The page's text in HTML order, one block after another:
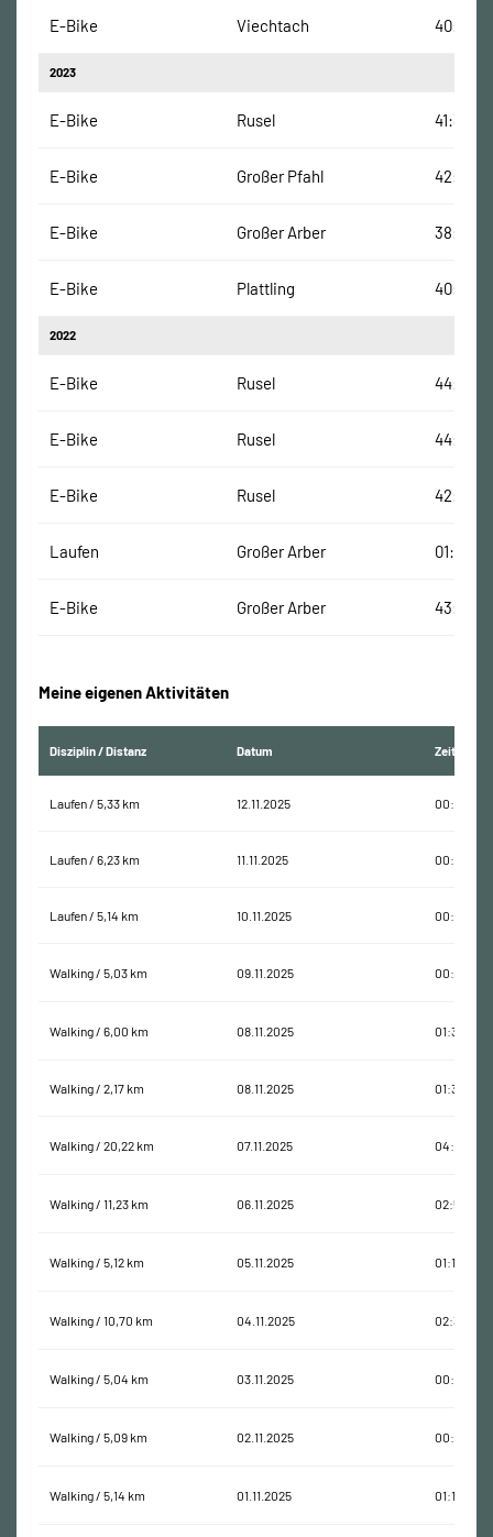
E-Bike Viechtach 40:43
2023
E-Bike Rusel 41:33
E-Bike Großer Pfahl 42:23
E-Bike Großer Arber 38:23
E-Bike Plattling 40:44
2022
E-Bike Rusel 44:00
E-Bike Rusel 44:00
E-Bike Rusel 42:55
Laufen Großer Arber
E-Bike Großer Arber 43:37
Meine eigenen Aktivitäten
Disziplin / Distanz Datum Zeit
Laufen / 5,33 km 12.11.2025 00:43:37
Laufen / 6,23 km 11.11.2025 00:43:03
Laufen / 5,14 km 10.11.2025 00:35:26
Walking / 5,03 km 09.11.2025 00:54:54
Walking / 6,00 km 08.11.2025 01:35:09
Walking / 2,17 km 08.11.2025 01:31:50
Walking / 20,22 km 07.11.2025 04:30:19
Walking / 11,23 km 06.11.2025 02:50:36
Walking / 5,12 km 05.11.2025 01:18:25
Walking / 10,70 km 04.11.2025 02:30:56
Walking / 5,04 km 03.11.2025 00:54:08
Walking / 5,09 km 02.11.2025 00:57:01
Walking / 5,14 km 01.11.2025 01:18:13